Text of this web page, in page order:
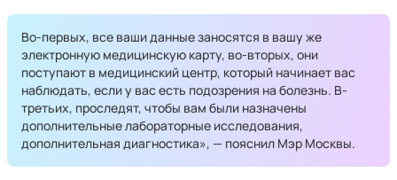
Во-первых, все ваши данные заносятся в вашу же
электронную медицинскую карту, во-вторых, они
поступают в медицинский центр, который начинает вас
наблюдать, если у вас есть подозрения на болезнь. В-
третьих, проследят, чтобы вам были назначены
дополнительные лабораторные исследования,
дополнительная диагностика», — пояснил Мэр Москвы.